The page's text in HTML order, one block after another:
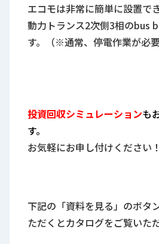
エコモは非常に簡単に設置でき
動力トランス2次側3相のbus
す。（※通常、停電作業が必要
投資回収シミュレーションも
す。
お気軽にお申し付けください！
下記の「資料を見る」のボタ
ただくとカタログをご覧いた